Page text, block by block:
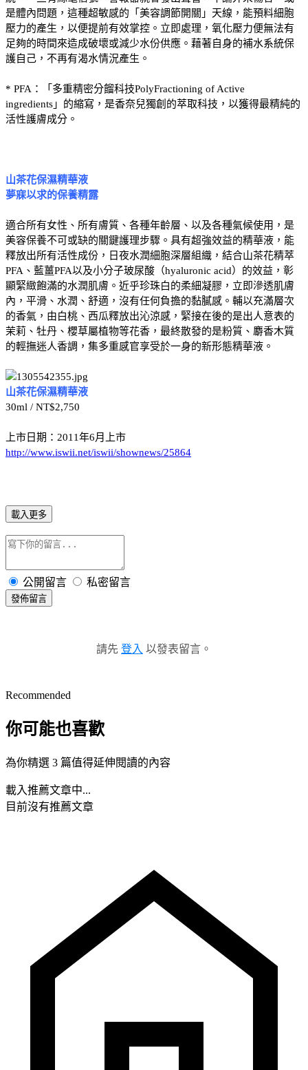
是體內問題，這種超敏感的「美容調節開關」天線，能預料細胞
壓力的產生，以便提前有效掌控。立即處理，氧化壓力便無法有
足夠的時間來造成破壞或減少水份供應。藉著自身的補水系統保
護自己，不再有渴水情況產生。
* PFA：「多重精密分餾科技PolyFractioning of Active
ingredients」的縮寫，是香奈兒獨創的萃取科技，以獲得最精純的
活性護膚成分。
山茶花保濕精華液
夢寐以求的保養精露
適合所有女性、所有膚質、各種年齡層、以及各種氣候使用，是
美容保養不可或缺的關鍵護理步驟。具有超強效益的精華液，能
釋放出所有活性成份，日夜水潤細胞深層組織，結合山茶花精萃
PFA、藍薑PFA以及小分子玻尿酸（hyaluronic acid）的效益，彰
顯緊緻飽滿的水潤肌膚。近乎珍珠白的柔細凝膠，立即滲透肌膚
內，平滑、水潤、舒適，沒有任何負擔的黏膩感。輔以充滿層次
的香氣，由白桃、西瓜釋放出沁涼感，緊接在後的是出人意表的
茉莉、牡丹、櫻草屬植物等花香，最終散發的是粉質、麝香木質
的輕撫迷人香調，集多重感官享受於一身的新形態精華液。
山茶花保濕精華液
30ml / NT$2,750
上市日期：2011年6月上市
http://www.iswii.net/iswii/shownews/25864
載入更多
公開留言 私密留言
發佈留言
請先 登入 以發表留言。
Recommended
你可能也喜歡
為你精選 3 篇值得延伸閱讀的內容
載入推薦文章中...
目前沒有推薦文章